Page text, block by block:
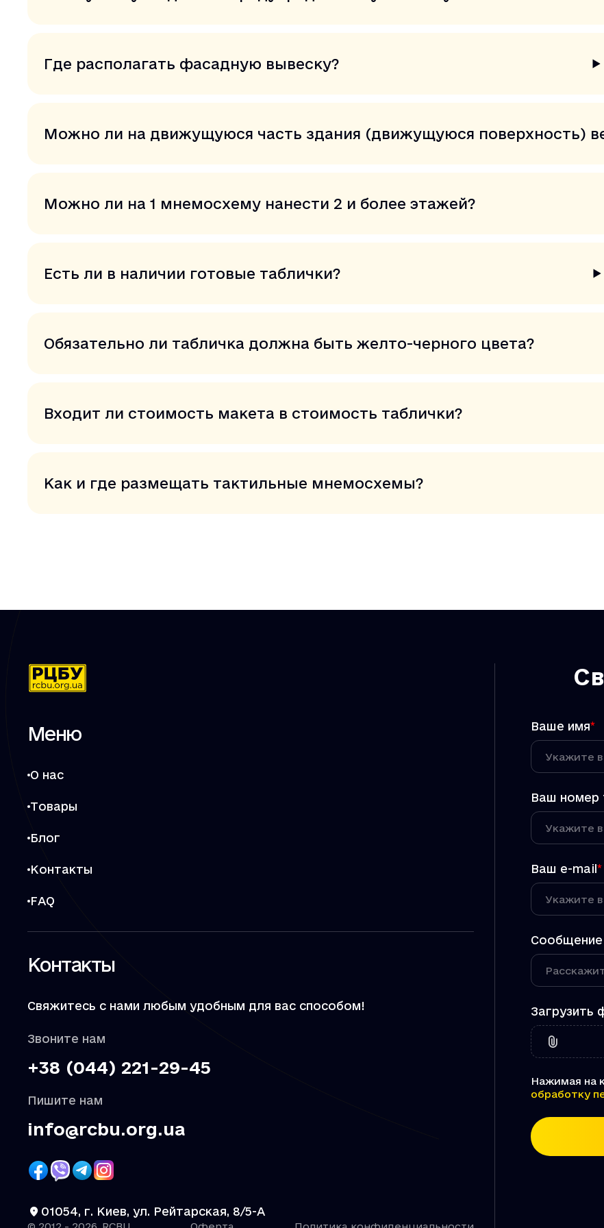
Где располагать фасадную вывеску?
Можно ли на движущуюся часть здания (движущуюся поверхность)
Можно ли на 1 мнемосхему нанести 2 и более этажей?
Есть ли в наличии готовые таблички?
Обязательно ли табличка должна быть желто-черного цвета?
Входит ли стоимость макета в стоимость таблички?
Как и где размещать тактильные мнемосхемы?
Контакты
Свяжитесь с нами любым удобным для вас способом!
Звоните нам
+38 (044) 221-29-45
Пишите нам
info@rcbu.org.ua
01054, г. Киев, ул. Рейтарская, 8/5-А
Меню
О нас
Товары
Блог
Контакты
FAQ
Ваше имя*
Ваш номер
Ваш e-mail*
Сообщение
Загрузить
Нажимая на
обработку